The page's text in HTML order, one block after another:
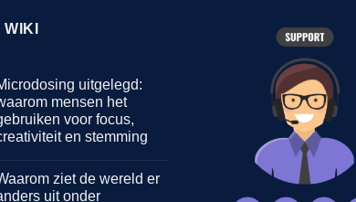
uitgelegd:
mensen het
voor focus,
en stemming
Microdosing
ziet de wereld er
uit onder